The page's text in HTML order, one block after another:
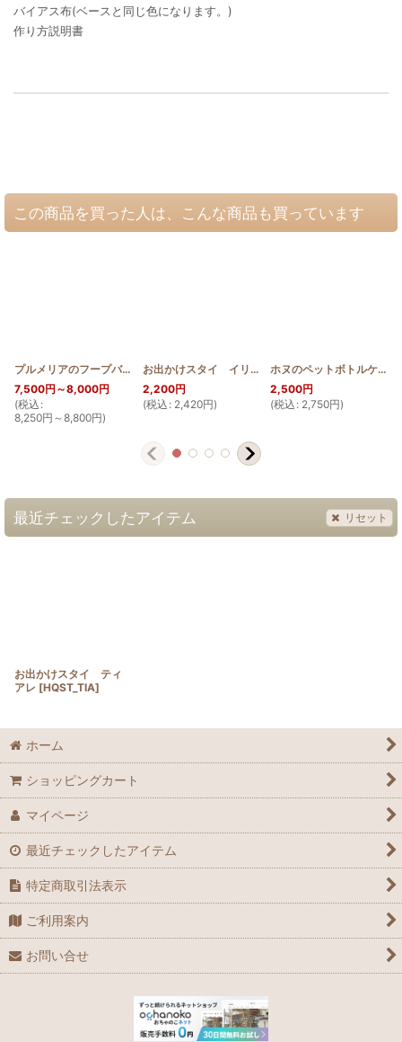
バイアス布(ベースと同じ色になります。)
作り方説明書
この商品を買った人は、こんな商品も買っています
プルメリアのフープバッグ [SGQFP_PLU]
7,500円 ～8,000円
(税込 :
8,250円 ～8,800円)
お出かけスタイ イリマ HQST_ILI]
2,200円
(税込 : 2,420円)
ホヌのペットボトルケース
2,500円
(税込 : 2,750円)
最近チェックしたアイテム リセット
お出かけスタイ ティ
アレ [HQST_TIA]
ホーム
ショッピングカート
マイページ
最近チェックしたアイテム
特定商取引法表示
ご利用案内
お問い合せ